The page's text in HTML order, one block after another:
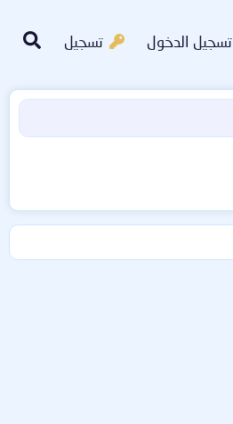
تسجيل الدخول تسجيل